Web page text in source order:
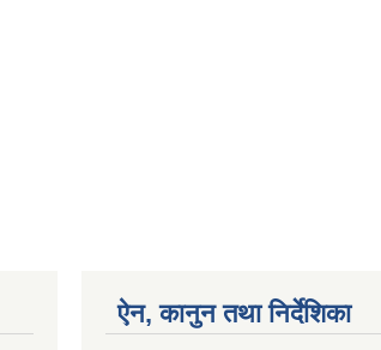
ऐन, कानुन तथा निर्देशिका